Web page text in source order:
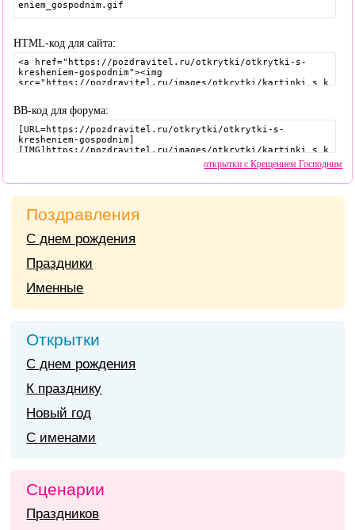
HTML-код для сайта:
BB-код для форума:
открытки с Крещением Господним
Поздравления
С днем рождения
Праздники
Именные
Открытки
С днем рождения
К празднику
Новый год
С именами
Сценарии
Праздников